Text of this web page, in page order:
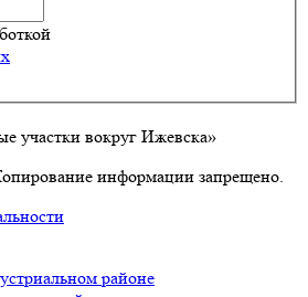
участки вокруг Ижевска»
информации запрещено.
районе